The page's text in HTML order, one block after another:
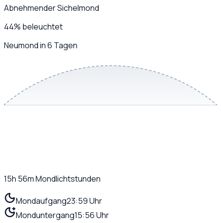
Abnehmender Sichelmond
44% beleuchtet
Neumond in 6 Tagen
15h 56mMondlichtstunden
Mondaufgang23:59 Uhr
Monduntergang15:56 Uhr